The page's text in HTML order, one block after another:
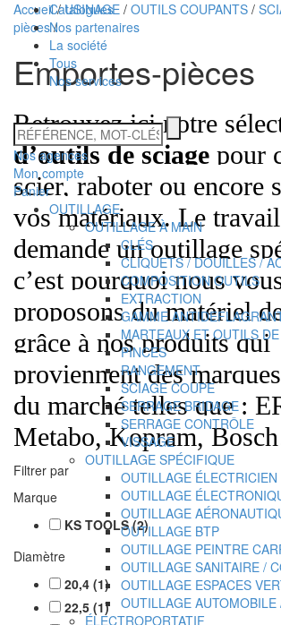
Catalogues
Nos partenaires
La société
Tous
Nos services
Technidis
Docks
Maritimes
RÉFÉRENCE,
MOT-
CLÉS
Nos agences
Mon compte
Panier
OUTILLAGE
OUTILLAGE À MAIN
CLÉS
CLIQUETS / DOUILLES /
COMPOSITION OUTILS
EXTRACTION
GAMME
MARTEAUX ET OUTILS
PINCES
RANGEMENT
SCIAGE COUPE
SERRAGE BRIDAGE
SERRAGE CONTRÔLE
VISSAGE
OUTILLAGE SPÉCIFIQUE
OUTILLAGE ÉLECTRICIEN
OUTILLAGE
OUTILLAGE
OUTILLAGE BTP
OUTILLAGE PEINTRE
OUTILLAGE SANITAIRE /
OUTILLAGE ESPACES
OUTILLAGE
ÉLECTROPORTATIF
Accueil /USINAGE / OUTILS COUPANTS /
pièces /
Emportes-pièces
Retrouvez ici notre
d’outils de sciage pour
scier, raboter ou encore
vos matériaux. Le
demande un outillage
c’est pourquoi nous
proposons du matériel
grâce à nos produits qui
proviennent des
du marché telles que :
Metabo, Kopram,
Filtrer par
Marque
KS TOOLS (2)
Diamètre
20,4 (1)
22,5 (1)